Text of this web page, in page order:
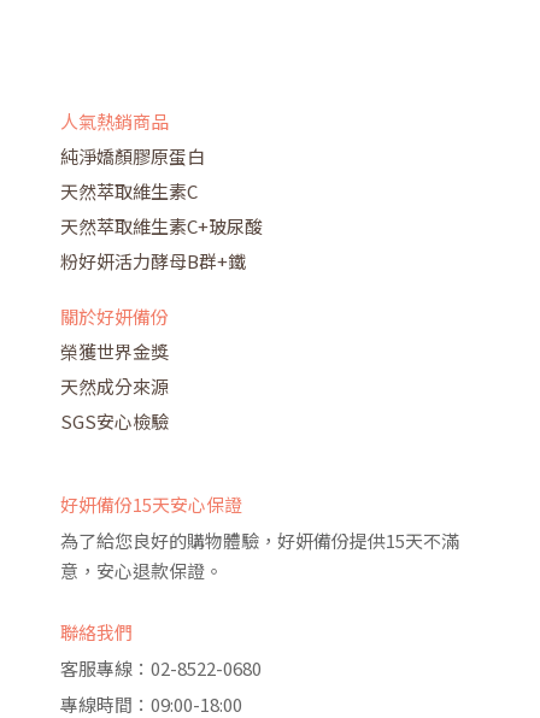
人氣熱銷商品
純淨嬌顏膠原蛋白
天然萃取維生素C
天然萃取維生素C+玻尿酸
粉好妍活力酵母B群+鐵
關於好妍備份
榮獲世界金獎
天然成分來源
SGS安心檢驗
好妍備份15天安心保證
為了給您良好的購物體驗，好妍備份提供15天不滿
意，安心退款保證。
聯絡我們
客服專線：02-8522-0680
專線時間：09:00-18:00